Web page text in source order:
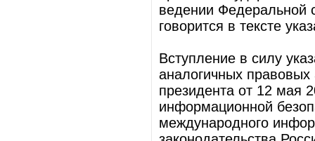
ведении Федеральной
говорится в тексте
Вступление в силу
аналогичных
президента от 12 мая
информационной
международного